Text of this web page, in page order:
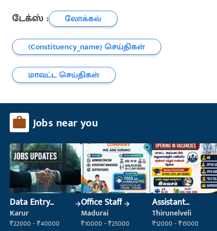
டேக்ஸ் :
லோக்கல்
{constituency_name} செய்திகள்
மாவட்ட செய்திகள்
Jobs near you
Data Entry
Operator
Karur
₹22000 - ₹40000
Office Staff
Madurai
₹10000 - ₹25000
Assistant
Manager
Thirunelveli
₹12000 - ₹15000